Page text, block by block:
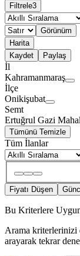
Filtrele3
Görünüm
Harita
Kaydet
Paylaş
İl
Kahramanmaraş
İlçe
Onikişubat
Semt
Ertuğrul Gazi
Tümünü Temizle
Tüm İlanlar
Fiyatı Düşen
Bu Kriterlere
Arama kriterlerinizi
arayarak tekrar